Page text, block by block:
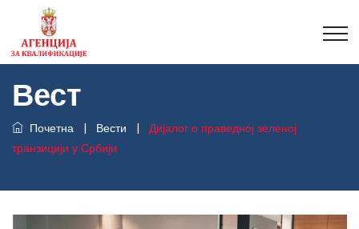
Вест
Почетна | Вести |
Дијалог о праведној зеленој
транзицији у Србији